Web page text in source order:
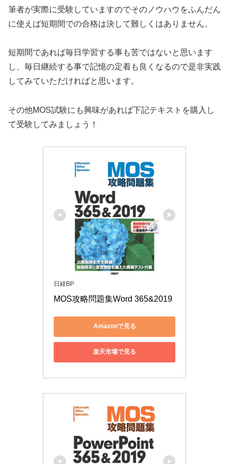
筆者が実際に受験していますのでそのノウハウをふんだん
に使えば短期間での合格は決して難しくはありません。
短期間であれば毎日学習する事も苦ではないと思います
し、毎日継続する事で記憶の定着も良くなるので是非実践
してみていただければと思います。
その他MOS試験にも興味があれば下記テキストを購入し
て受験してみましょう！
日経BP
MOS攻略問題集Word 365&2019
Amazonで見る
楽天市場で見る